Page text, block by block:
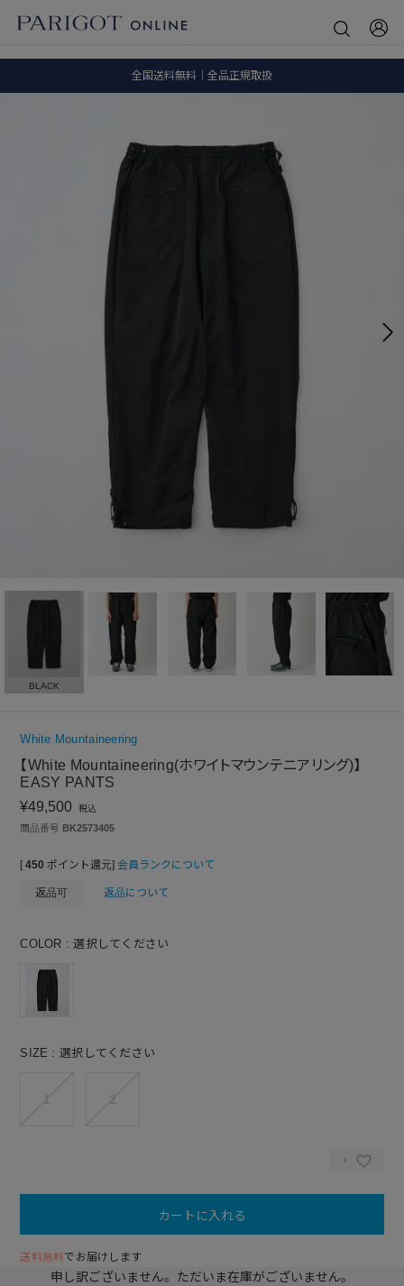
全国送料無料｜全品正規取扱
BLACK
White Mountaineering
【White Mountaineering(ホワイトマウンテニアリング)】
EASY PANTS
¥49,500 税込
商品番号 BK2573405
[ 450 ポイント還元] 会員ランクについて
返品可 返品について
COLOR 選択してください
SIZE 選択してください
カートに入れる
送料無料でお届けします
申し訳ございません。ただいま在庫がございません。